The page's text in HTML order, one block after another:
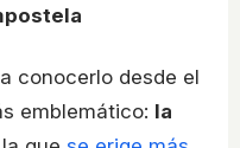
conocerlo desde el
emblemático: la